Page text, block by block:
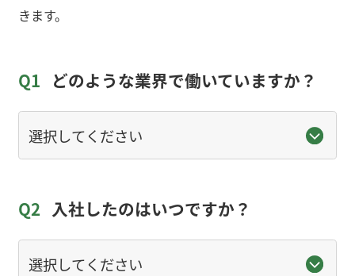
きます。
Q1 どのような業界で働いていますか？
Q2 入社したのはいつですか？